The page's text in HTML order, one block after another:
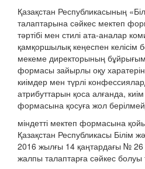
Қазақстан Республикасының
талаптарына сәйкес мектеп
тәртібі мен стилі ата-аналар
қамқоршылық кеңеспен келісім
мекеме директорының
формасы зайырлы оқу
киімдер мен түрлі
атрибуттарын қоса алғанда,
формасына қосуға жол
міндетті мектеп формасына
Қазақстан Республикасы Білім
2016 жылғы 14 қаңтардағы № 26
жалпы талаптарға сәйкес болуы